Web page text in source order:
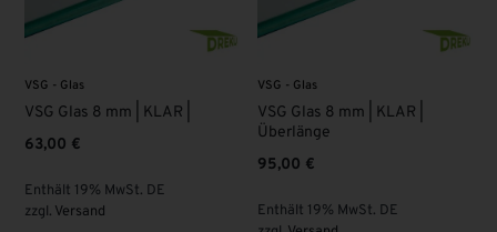
VSG - Glas
VSG Glas 8 mm | KLAR |
63,00 €
Enthält 19% MwSt. DE
zzgl. Versand
VSG - Glas
VSG Glas 8 mm | KLAR |
Überlänge
95,00 €
Enthält 19% MwSt. DE